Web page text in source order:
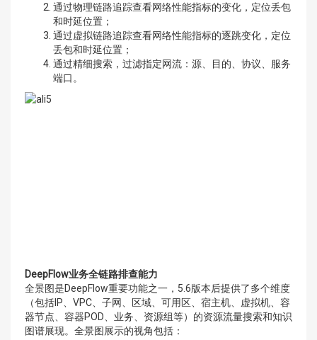
通过物理链路追踪查看网络性能指标的变化，定位丢包
和时延位置；
通过虚拟链路追踪查看网络性能指标的逐跳变化，定位
丢包和时延位置；
通过精细搜索，过滤指定网流：源、目的、协议、服务
端口。
DeepFlow业务全链路排查能力
全景图是DeepFlow重要功能之一，5.6版本后提供了多个维度
（包括IP、VPC、子网、区域、可用区、宿主机、虚拟机、容
器节点、容器POD、业务、资源组等）的资源流量搜索和知识
图谱展现。全景图展示的视角包括：